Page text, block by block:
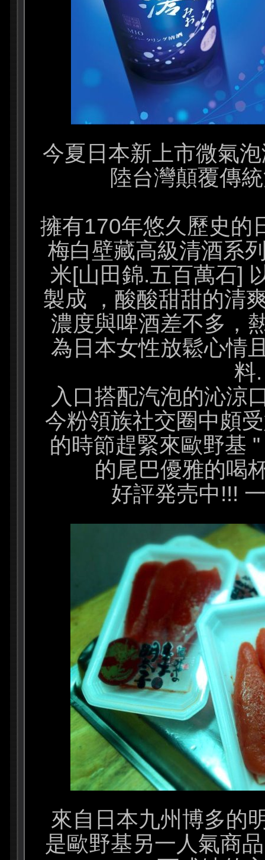
今夏日本新上市微氣
陸台灣顛覆傳
擁有170年悠久歷史的
梅白壁藏高級清酒系
米[山田錦.五百萬石]
製成 ，酸酸甜甜的清
濃度與啤酒差不多，
為日本女性放鬆心情
料.
入口搭配汽泡的沁涼
今粉領族社交圈中頗
的時節趕緊來歐野基
的尾巴優雅的喝
好評発売中!!!
來自日本九州博多的
是歐野基另一人氣商